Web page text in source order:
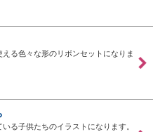
る色々な形のリボンセットになりま
る子供たちのイラストになります。